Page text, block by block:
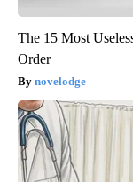
The 15 Most
Order
novelodge